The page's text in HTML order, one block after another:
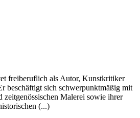
freiberuflich als Autor, Kunstkritiker
beschäftigt sich schwerpunktmäßig mit
zeitgenössischen Malerei sowie ihrer
(...)